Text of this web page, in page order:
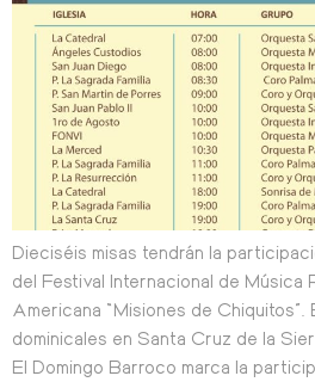
Dieciséis misas tendrán la
del Festival Internacional de Música
Americana “Misiones de Chiquitos”.
dominicales en Santa Cruz de la
El Domingo Barroco marca la